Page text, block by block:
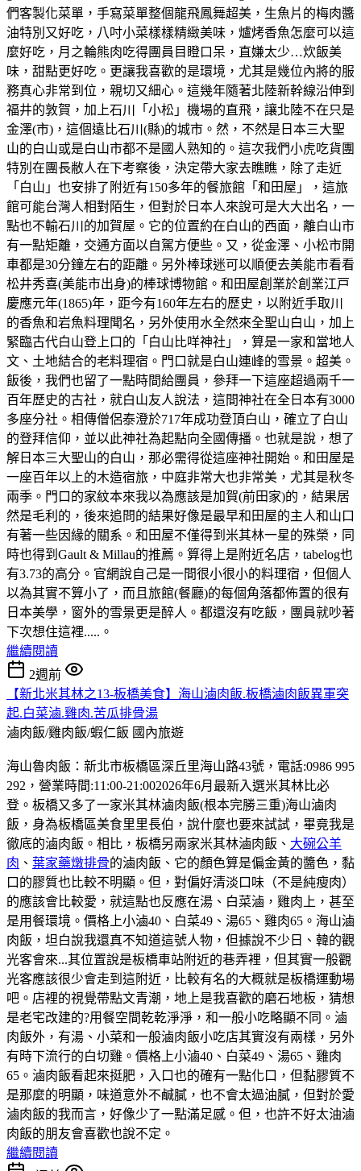
們客製化菜單，手寫菜單整個龍飛鳳舞超美，生魚片的梅肉醬
油特別又好吃，八吋小菜樣樣精緻美味，爐烤香魚怎麼可以這
麼好吃，月之輪熊肉吃得團員目瞪口呆，直嫌太少…炊飯美
味，甜點更好吃。更讓我喜歡的是環境，尤其是幾位內將的服
務真心非常到位，親切又細心。這幾年隨著北陸新幹線沿伸到
福井的敦賀，加上石川「小松」機場的直飛，讓北陸不在只是
金澤(市)，這個遠比石川(縣)的城市。然，不然是日本三大聖
山的白山或是白山市都不是國人熟知的。這次我們小虎吃貨團
特別在團長敝人在下考察後，決定帶大家去瞧瞧，除了走近
「白山」也安排了附近有150多年的餐旅館「和田屋」，這旅
館可能台灣人相對陌生，但對於日本人來說可是大大出名，一
點也不輸石川的加賀屋。它的位置約在白山的西面，離白山市
有一點矩離，交通方面以自駕方便些。又，從金澤、小松市開
車都是30分鐘左右的距離。另外棒球迷可以順便去美能市看看
松井秀喜(美能市出身)的棒球博物館。和田屋創業於創業江戸
慶應元年(1865)年，距今有160年左右的歷史，以附近手取川
的香魚和岩魚料理聞名，另外使用水全然來全聖山白山，加上
緊臨古代白山登上口的「白山比咩神社」，算是一家和當地人
文、土地結合的老料理宿。門口就是白山連峰的雪景。超美。
飯後，我們也留了一點時間給團員，參拜一下這座超過兩千一
百年歷史的古社，就白山友人說法，這間神社在全日本有3000
多座分社。相傳僧侶泰澄於717年成功登頂白山，確立了白山
的登拜信仰，並以此神社為起點向全國傳播。也就是說，想了
解日本三大聖山的白山，那必需得從這座神社開始。和田屋是
一座百年以上的木造宿旅，中庭非常大也非常美，尤其是秋冬
兩季。門口的家紋本來我以為應該是加賀(前田家)的，結果居
然是毛利的，後來追問的結果好像是最早和田屋的主人和山口
有著一些因緣的關系。和田屋不僅得到米其林一星的殊榮，同
時也得到Gault & Millau的推薦。算得上是附近名店，tabelog也
有3.73的高分。官網說自己是一間很小很小的料理宿，但個人
以為其實不算小了，而且旅館(餐廳)的每個角落都佈置的很有
日本美學，窗外的雪景更是醉人。都還沒有吃飯，團員就吵著
下次想住這裡.....。
繼續閱讀
2週前
【新北米其林之13-板橋美食】海山滷肉飯.板橋滷肉飯異軍突
起.白菜滷.雞肉.苦瓜排骨湯
滷肉飯/雞肉飯/蝦仁飯 國內旅遊
海山魯肉飯：新北市板橋區深丘里海山路43號，電話:0986 995
292，營業時間:11:00-21:002026年6月最新入選米其林比必
登。板橋又多了一家米其林滷肉飯(根本完勝三重)海山滷肉
飯，身為板橋區美食里里長伯，說什麼也要來試試，畢竟我是
徹底的滷肉飯。相比，板橋另兩家米其林滷肉飯、 大碗公羊
肉 、 葉家藥燉排骨的滷肉飯、它的顏色算是偏金黃的醬色，黏
口的膠質也比較不明顯。但，對偏好清淡口味（不是純瘦肉）
的應該會比較愛，就這點也反應在湯、白菜滷，雞肉上，甚至
是用餐環境。價格上小滷40、白菜49、湯65、雞肉65。海山滷
肉飯，坦白說我還真不知道這號人物，但據說不少日、韓的觀
光客會來...其位置說是板橋車站附近的巷弄裡，但其實一般觀
光客應該很少會走到這附近，比較有名的大概就是板橋運動場
吧。店裡的視覺帶點文青潮，地上是我喜歡的磨石地板，猜想
是老宅改建的?用餐空間乾乾淨淨，和一般小吃略顯不同。滷
肉飯外，有湯、小菜和一般滷肉飯小吃店其實沒有兩樣，另外
有時下流行的白切雞。價格上小滷40、白菜49、湯65、雞肉
65。滷肉飯看起來挺肥，入口也的確有一點化口，但黏膠質不
是那麼的明顯，味道意外不鹹膩，也不會太過油膩，但對於愛
滷肉飯的我而言，好像少了一點滿足感。但，也許不好太油滷
肉飯的朋友會喜歡也說不定。
繼續閱讀